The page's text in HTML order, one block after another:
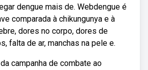
dengue mais de. Webdengue é
comparada à chikungunya e à
dores no corpo, dores de
falta de ar, manchas na pele e.
campanha de combate ao